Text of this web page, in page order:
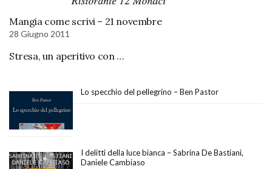
Mangia come scrivi – 21 novembre
28 Giugno 2011
Stresa, un aperitivo con …
Lo specchio del pellegrino – Ben Pastor
I delitti della luce bianca – Sabrina De Bastiani,
Daniele Cambiaso